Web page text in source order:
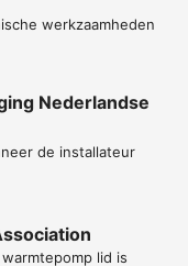
werkzaamheden
Nederlandse
de installateur
lid is